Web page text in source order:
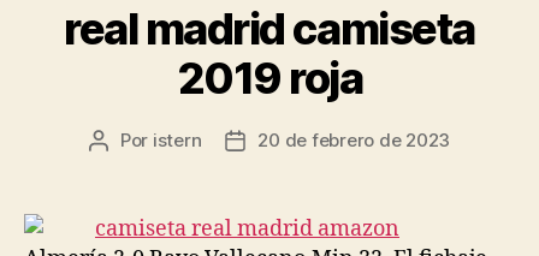
real madrid camiseta
2019 roja
Autor
entrada
Por istern
Fecha
entrada
20 de febrero de 2023